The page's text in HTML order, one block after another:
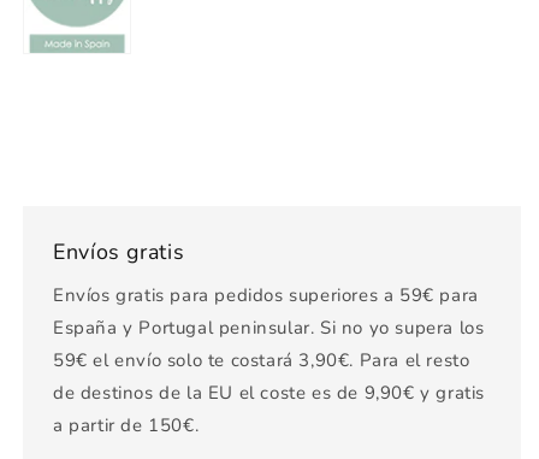
Envíos gratis
Envíos gratis para pedidos superiores a 59€ para
España y Portugal peninsular. Si no yo supera los
59€ el envío solo te costará 3,90€. Para el resto
de destinos de la EU el coste es de 9,90€ y gratis
a partir de 150€.